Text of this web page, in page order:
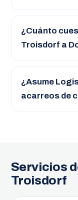
¿Cuánto
Troisdorf a
¿Asume
acarreos de
Servicios
Troisdorf